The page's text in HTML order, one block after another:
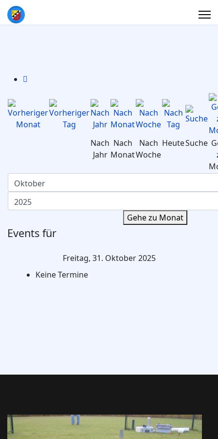
Nach
Jahr
Nach
Monat
Nach
Woche
HeuteSuche
Gehe zu Monat
Events für
Freitag, 31. Oktober 2025
Keine Termine